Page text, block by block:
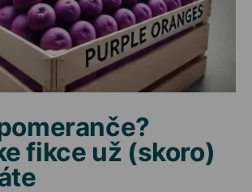
fikce už (skoro)